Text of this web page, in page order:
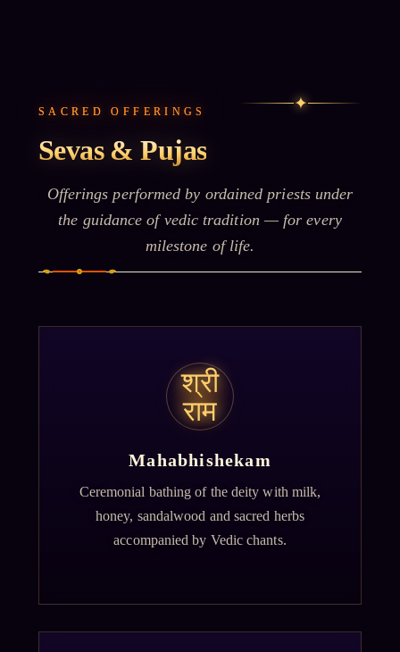
SACRED OFFERINGS ✦
Sevas & Pujas
Offerings performed by ordained priests under
the guidance of vedic tradition — for every
milestone of life.
श्री
राम
Mahabhishekam
Ceremonial bathing of the deity with milk,
honey, sandalwood and sacred herbs
accompanied by Vedic chants.